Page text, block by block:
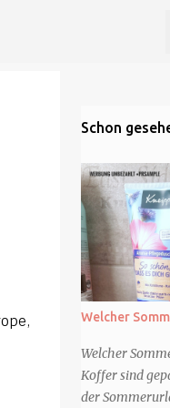
Schon
Welcher
Welcher
Koffer sind
der